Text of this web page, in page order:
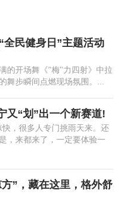
全民健身日”主题活动
的开场舞《"梅"力四射》中拉
舞步瞬间点燃现场氛围。...
又“划”出一个新赛道!
，很多人专门挑雨天来。还
，来都来了，一定要体验一
”，藏在这里，格外舒